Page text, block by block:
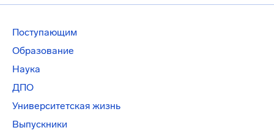
Поступающим
Образование
Наука
ДПО
Университетская жизнь
Выпускники